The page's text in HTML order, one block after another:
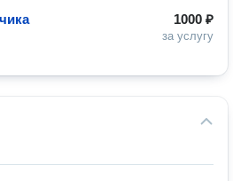
1000 ₽
за услугу